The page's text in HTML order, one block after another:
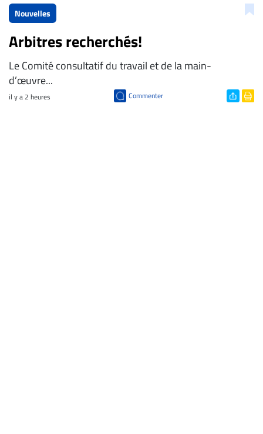
Nouvelles
Arbitres recherchés!
Le Comité consultatif du travail et de la main-
d’œuvre...
il y a 2 heures Commenter